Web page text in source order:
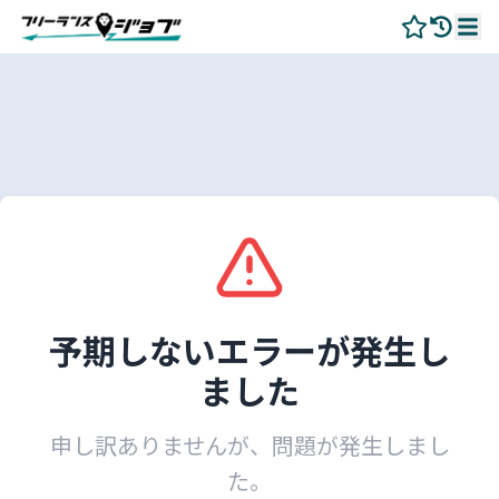
予期しないエラーが発生し
ました
申し訳ありませんが、問題が発生しまし
た。